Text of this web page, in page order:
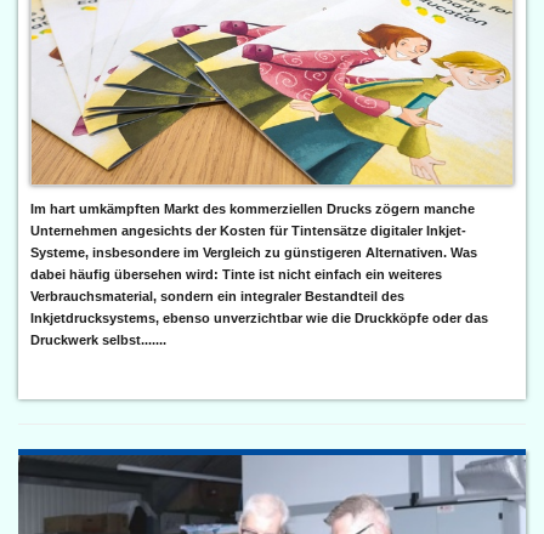
Im hart umkämpften Markt des kommerziellen Drucks zögern manche
Unternehmen angesichts der Kosten für Tintensätze digitaler Inkjet-
Systeme, insbesondere im Vergleich zu günstigeren Alternativen. Was
dabei häufig übersehen wird: Tinte ist nicht einfach ein weiteres
Verbrauchsmaterial, sondern ein integraler Bestandteil des
Inkjetdrucksystems, ebenso unverzichtbar wie die Druckköpfe oder das
Druckwerk selbst.......